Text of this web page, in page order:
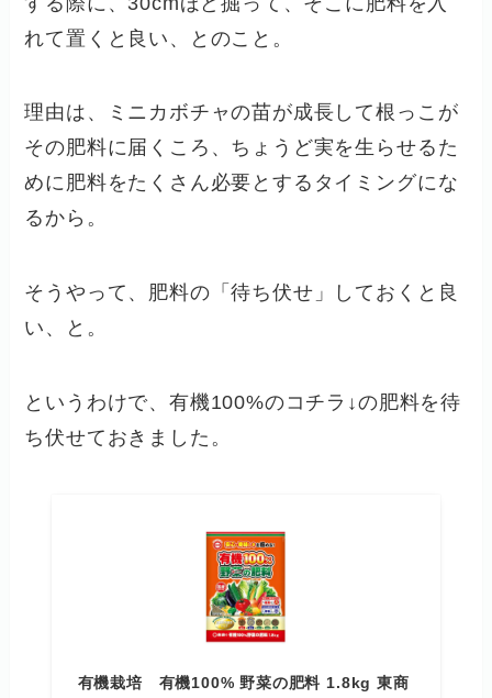
れて置くと良い、とのこと。
理由は、ミニカボチャの苗が成長して根っこが
その肥料に届くころ、ちょうど実を生らせるた
めに肥料をたくさん必要とするタイミングにな
るから。
そうやって、肥料の「待ち伏せ」しておくと良
い、と。
というわけで、有機100%のコチラ↓の肥料を待
ち伏せておきました。
有機栽培 有機100% 野菜の肥料 1.8kg 東商